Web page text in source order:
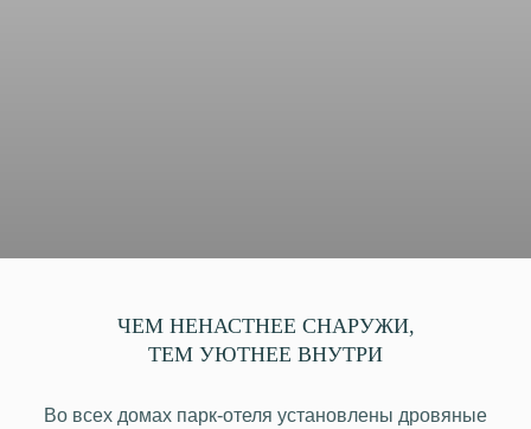
ЧЕМ НЕНАСТНЕЕ СНАРУЖИ,
ТЕМ УЮТНЕЕ ВНУТРИ
Во всех домах парк-отеля установлены дровяные